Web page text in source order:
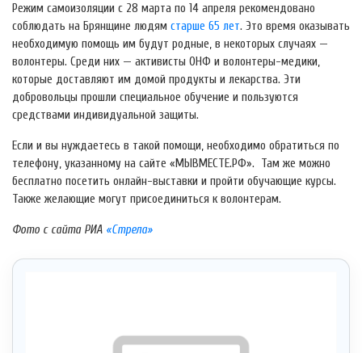
Режим самоизоляции с 28 марта по 14 апреля рекомендовано
соблюдать на Брянщине людям старше 65 лет. Это время оказывать
необходимую помощь им будут родные, в некоторых случаях —
волонтеры. Среди них — активисты ОНФ и волонтеры-медики,
которые доставляют им домой продукты и лекарства. Эти
добровольцы прошли специальное обучение и пользуются
средствами индивидуальной защиты.
Если и вы нуждаетесь в такой помощи, необходимо обратиться по
телефону, указанному на сайте «МЫВМЕСТЕ.РФ». Там же можно
бесплатно посетить онлайн-выставки и пройти обучающие курсы.
Также желающие могут присоединиться к волонтерам.
Фото с сайта РИА «Стрела»